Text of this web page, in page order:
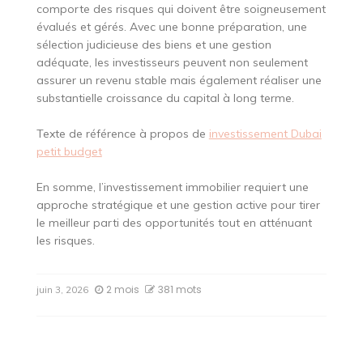
comporte des risques qui doivent être soigneusement
évalués et gérés. Avec une bonne préparation, une
sélection judicieuse des biens et une gestion
adéquate, les investisseurs peuvent non seulement
assurer un revenu stable mais également réaliser une
substantielle croissance du capital à long terme.
Texte de référence à propos de investissement Dubai
petit budget
En somme, l’investissement immobilier requiert une
approche stratégique et une gestion active pour tirer
le meilleur parti des opportunités tout en atténuant
les risques.
juin 3, 2026 2 mois 381 mots